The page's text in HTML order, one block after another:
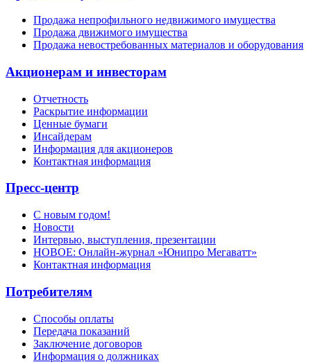
Продажа непрофильного недвижимого имущества
Продажа движимого имущества
Продажа невостребованных материалов и оборудования
Акционерам и инвесторам
Отчетность
Раскрытие информации
Ценные бумаги
Инсайдерам
Информация для акционеров
Контактная информация
Пресс-центр
С новым годом!
Новости
Интервью, выступления, презентации
НОВОЕ: Онлайн-журнал «Юнипро Мегаватт»
Контактная информация
Потребителям
Способы оплаты
Передача показаний
Заключение договоров
Информация о должниках